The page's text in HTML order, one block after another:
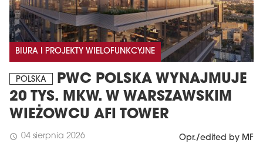
BIURA I PROJEKTY WIELOFUNKCYJNE
POLSKA
PWC POLSKA WYNAJMUJE
20 TYS. MKW. W WARSZAWSKIM
WIEŻOWCU AFI TOWER
schedule 04 sierpnia 2026 Opr./edited by MF